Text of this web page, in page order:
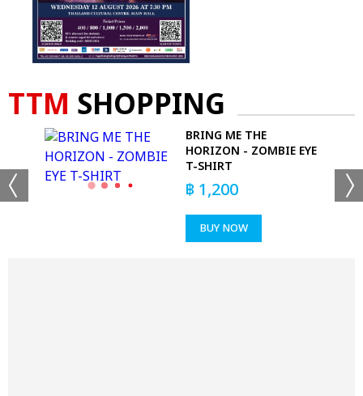
TTM SHOPPING
BRING ME THE
HORIZON - ZOMBIE EYE
T-SHIRT
฿ 1,200
BUY NOW